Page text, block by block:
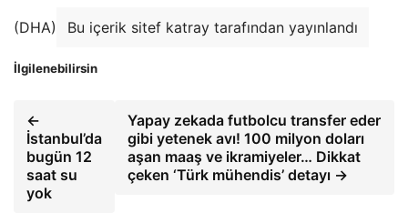
(DHA) Bu içerik sitef katray tarafından yayınlandı
İlgilenebilirsin
←
İstanbul’da
bugün 12
saat su
yok
Yapay zekada futbolcu transfer eder
gibi yetenek avı! 100 milyon doları
aşan maaş ve ikramiyeler… Dikkat
çeken ‘Türk mühendis’ detayı →